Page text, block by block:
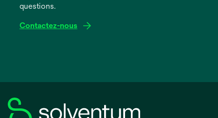
questions.
Contactez-nous